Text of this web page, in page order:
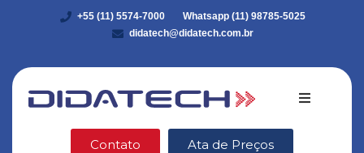
+55 (11) 5574-7000
Whatsapp (11) 98785-5025
didatech@didatech.com.br
Quem
Contato Ata de Preços